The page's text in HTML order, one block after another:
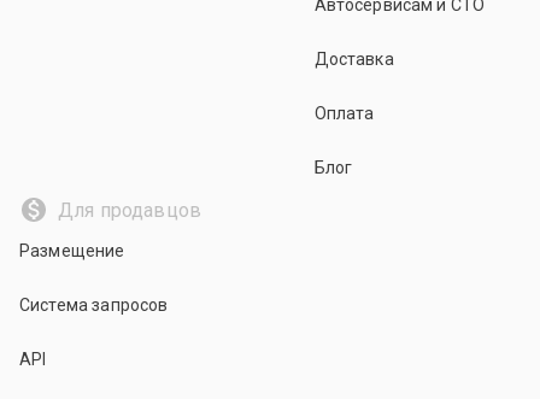
Автосервисам и СТО
Доставка
Оплата
Блог
Для продавцов
Размещение
Система запросов
API